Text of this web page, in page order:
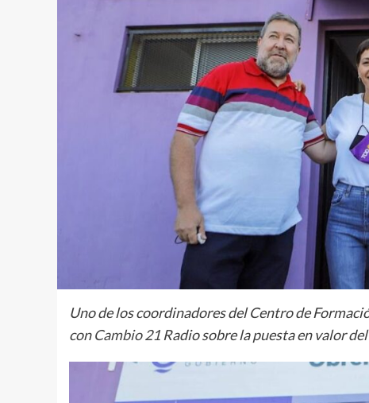
Uno de los coordinadores del Centro de
conCambio 21 Radio sobre la puesta en valor